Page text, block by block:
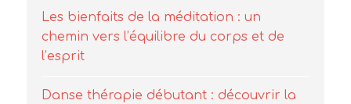
Les bienfaits de la méditation : un
chemin vers l’équilibre du corps et de
l’esprit
Danse thérapie débutant : découvrir la